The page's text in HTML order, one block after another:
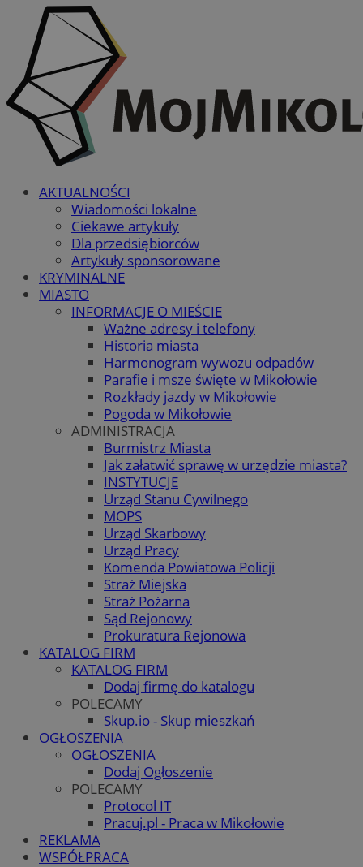
AKTUALNOŚCI
Wiadomości lokalne
Ciekawe artykuły
Dla przedsiębiorców
Artykuły sponsorowane
KRYMINALNE
MIASTO
INFORMACJE O MIEŚCIE
Ważne adresy i telefony
Historia miasta
Harmonogram wywozu odpadów
Parafie i msze święte w Mikołowie
Rozkłady jazdy w Mikołowie
Pogoda w Mikołowie
ADMINISTRACJA
Burmistrz Miasta
Jak załatwić sprawę w urzędzie miasta?
INSTYTUCJE
Urząd Stanu Cywilnego
MOPS
Urząd Skarbowy
Urząd Pracy
Komenda Powiatowa Policji
Straż Miejska
Straż Pożarna
Sąd Rejonowy
Prokuratura Rejonowa
KATALOG FIRM
KATALOG FIRM
Dodaj firmę do katalogu
POLECAMY
Skup.io - Skup mieszkań
OGŁOSZENIA
OGŁOSZENIA
Dodaj Ogłoszenie
POLECAMY
Protocol IT
Pracuj.pl - Praca w Mikołowie
REKLAMA
WSPÓŁPRACA